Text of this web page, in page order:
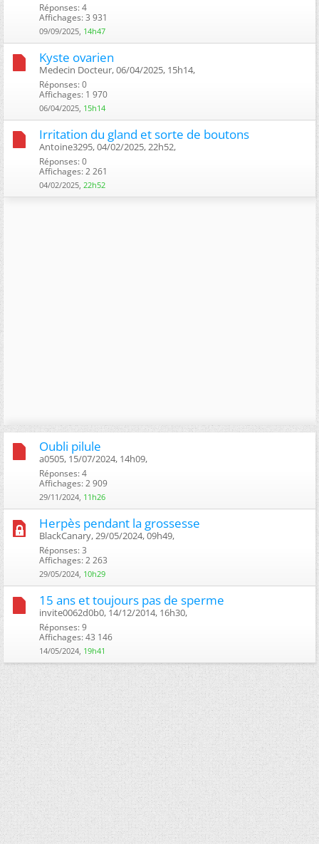
Réponses: 4
Affichages: 3 931
09/09/2025, 14h47
Kyste ovarien
Medecin Docteur, 06/04/2025, 15h14, ‎
Réponses: 0
Affichages: 1 970
06/04/2025, 15h14
Irritation du gland et sorte de boutons
Antoine3295, 04/02/2025, 22h52, ‎
Réponses: 0
Affichages: 2 261
04/02/2025, 22h52
Oubli pilule
a0505, 15/07/2024, 14h09, ‎
Réponses: 4
Affichages: 2 909
29/11/2024, 11h26
Herpès pendant la grossesse
BlackCanary, 29/05/2024, 09h49, ‎
Réponses: 3
Affichages: 2 263
29/05/2024, 10h29
15 ans et toujours pas de sperme
invite0062d0b0, 14/12/2014, 16h30, ‎
Réponses: 9
Affichages: 43 146
14/05/2024, 19h41